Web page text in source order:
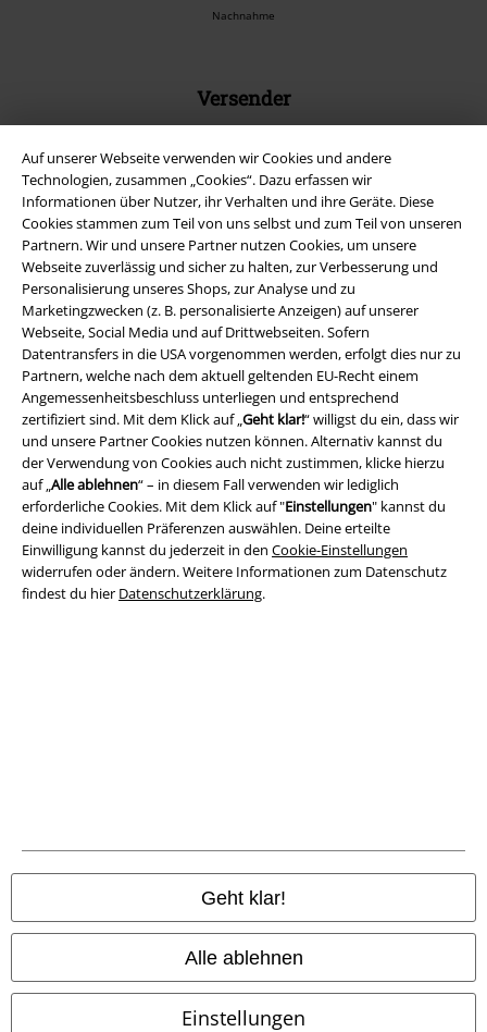
Auf unserer Webseite verwenden wir Cookies und andere
Technologien, zusammen „Cookies“. Dazu erfassen wir
Informationen über Nutzer, ihr Verhalten und ihre Geräte. Diese
Cookies stammen zum Teil von uns selbst und zum Teil von unseren
Partnern. Wir und unsere Partner nutzen Cookies, um unsere
Webseite zuverlässig und sicher zu halten, zur Verbesserung und
Personalisierung unseres Shops, zur Analyse und zu
Marketingzwecken (z. B. personalisierte Anzeigen) auf unserer
Webseite, Social Media und auf Drittwebseiten. Sofern
Datentransfers in die USA vorgenommen werden, erfolgt dies nur zu
Partnern, welche nach dem aktuell geltenden EU-Recht einem
Angemessenheitsbeschluss unterliegen und entsprechend
zertifiziert sind. Mit dem Klick auf „Geht klar!“ willigst du ein, dass wir
und unsere Partner Cookies nutzen können. Alternativ kannst du
der Verwendung von Cookies auch nicht zustimmen, klicke hierzu
auf „Alle ablehnen“ – in diesem Fall verwenden wir lediglich
erforderliche Cookies. Mit dem Klick auf "Einstellungen" kannst du
deine individuellen Präferenzen auswählen. Deine erteilte
Einwilligung kannst du jederzeit in den Cookie-Einstellungen
widerrufen oder ändern. Weitere Informationen zum Datenschutz
findest du hier Datenschutzerklärung.
Geht klar!
Alle ablehnen
Einstellungen
Nachnahme
Versender
EMP App
Lade dir jetzt kostenlos unsere neue EMP App runter und genieße
die vielen neuen Funktionen und Vorteile!
A Warner Music Group Company
Datenschutz
Entsorgung und Umweltschutz
Information zur Barrierefreiheit